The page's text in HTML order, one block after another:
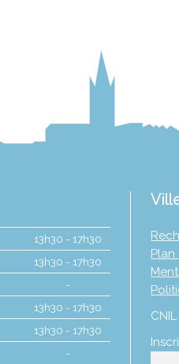
13h30 - 17h30
13h30 - 17h30
-
13h30 - 17h30
13h30 - 17h30
-
Plan